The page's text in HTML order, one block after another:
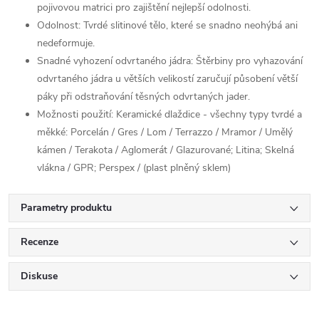
pojivovou matrici pro zajištění nejlepší odolnosti.
Odolnost: Tvrdé slitinové tělo, které se snadno neohýbá ani
nedeformuje.
Snadné vyhození odvrtaného jádra: Štěrbiny pro vyhazování
odvrtaného jádra u větších velikostí zaručují působení větší
páky při odstraňování těsných odvrtaných jader.
Možnosti použití: Keramické dlaždice - všechny typy tvrdé a
měkké: Porcelán / Gres / Lom / Terrazzo / Mramor / Umělý
kámen / Terakota / Aglomerát / Glazurované; Litina; Skelná
vlákna / GPR; Perspex / (plast plněný sklem)
Parametry produktu
Recenze
Diskuse